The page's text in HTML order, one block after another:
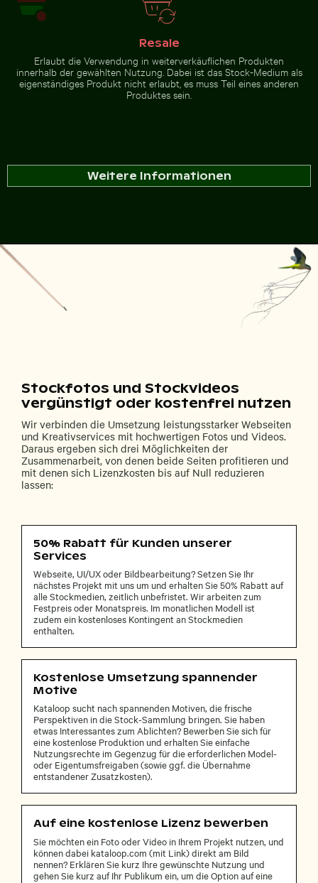
Resale
Erlaubt die Verwendung in weiterverkäuflichen Produkten
innerhalb der gewählten Nutzung. Dabei ist das Stock-Medium als
eigenständiges Produkt nicht erlaubt, es muss Teil eines anderen
Produktes sein.
Weitere Informationen
Stockfotos und Stockvideos
vergünstigt oder kostenfrei nutzen
Wir verbinden die Umsetzung leistungsstarker Webseiten
und Kreativservices mit hochwertigen Fotos und Videos.
Daraus ergeben sich drei Möglichkeiten der
Zusammenarbeit, von denen beide Seiten profitieren und
mit denen sich Lizenzkosten bis auf Null reduzieren
lassen:
50% Rabatt für Kunden unserer
Services
Webseite, UI/UX oder Bildbearbeitung? Setzen Sie Ihr
nächstes Projekt mit uns um und erhalten Sie 50% Rabatt auf
alle Stockmedien, zeitlich unbefristet. Wir arbeiten zum
Festpreis oder Monatspreis. Im monatlichen Modell ist
zudem ein kostenloses Kontingent an Stockmedien
enthalten.
Kostenlose Umsetzung spannender
Motive
Kataloop sucht nach spannenden Motiven, die frische
Perspektiven in die Stock-Sammlung bringen. Sie haben
etwas Interessantes zum Ablichten? Bewerben Sie sich für
eine kostenlose Produktion und erhalten Sie einfache
Nutzungsrechte im Gegenzug für die erforderlichen Model-
oder Eigentumsfreigaben (sowie ggf. die Übernahme
entstandener Zusatzkosten).
Auf eine kostenlose Lizenz bewerben
Sie möchten ein Foto oder Video in Ihrem Projekt nutzen, und
können dabei kataloop.com (mit Link) direkt am Bild
nennen? Erklären Sie kurz Ihre gewünschte Nutzung und
gehen Sie kurz auf Ihr Publikum ein, um die Option auf eine